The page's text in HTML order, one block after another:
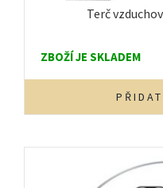
Terč
ZBOŽÍ JE SKLADEM